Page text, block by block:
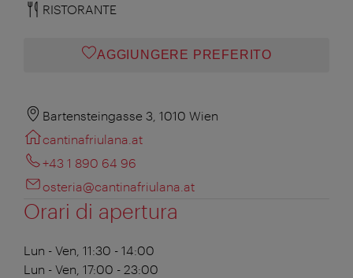
RISTORANTE
AGGIUNGERE PREFERITO
Bartensteingasse 3, 1010 Wien
cantinafriulana.at
+43 1 890 64 96
osteria@cantinafriulana.at
Orari di apertura
Lun - Ven, 11:30 - 14:00
Lun - Ven, 17:00 - 23:00